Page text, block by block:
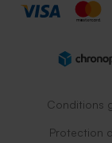
Conditions
Protection